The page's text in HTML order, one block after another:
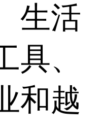
生活
、
和越